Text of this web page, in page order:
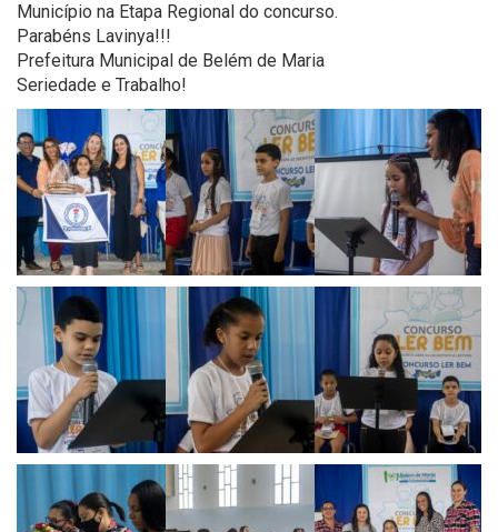
Município na Etapa Regional do concurso.
Parabéns Lavinya!!!
Prefeitura Municipal de Belém de Maria
Seriedade e Trabalho!